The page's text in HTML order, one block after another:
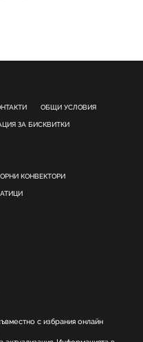
ОБЩИ УСЛОВИЯ
ЗА БИСКВИТКИ
КОНВЕКТОРИ
с избрания онлайн